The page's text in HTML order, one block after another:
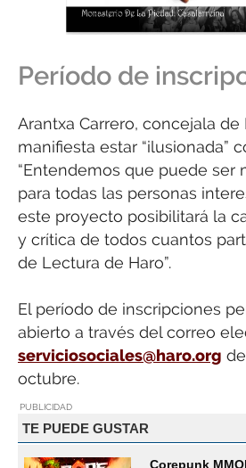
Período de
Arantxa Carrero, concejala de
manifiesta estar “ilusionada”
“Entendemos que puede ser
para todas las personas
este proyecto posibilitará la
y crítica de todos cuantos
de Lectura de Haro”.
El período de inscripciones
abierto a través del correo
serviciosociales@haro.org
octubre.
PUBLICIDAD
TE PUEDE GUSTAR
Corepunk